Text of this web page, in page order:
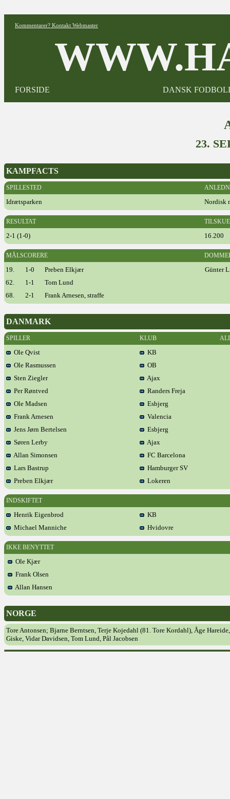
Kommentarer? Kontakt Webmaster
FORSIDE DANSK
23.
KAMPFACTS
SPILLESTED
Idrætsparken Nordisk
RESULTAT
2-1 (1-0) 16.200
MÅLSCORERE
19. 1-0 Preben Elkjær
Günter
62.
1-1
Tom Lund
68.
2-1 Frank Arnesen, straffe
DANMARK
SPILLER KLUB
Ole Qvist
KB
Ole Rasmussen
OB
Sten Ziegler
Ajax
Per Røntved
Randers Freja
Ole Madsen
Esbjerg
Frank Arnesen
Valencia
Jens Jørn Bertelsen
Esbjerg
Søren Lerby
Ajax
Allan Simonsen
FC Barcelona
Lars Bastrup
Hamburger SV
Preben Elkjær
Lokeren
INDSKIFTET
Henrik Eigenbrod
KB
Michael Manniche
Hvidovre
IKKE BENYTTET
Ole Kjær
Frank Olsen
Allan Hansen
NORGE
Tore Antonsen; Bjarne Berntsen, Terje Kojedahl (81. Tore Kordahl), Åge
Giske, Vidar Davidsen, Tom Lund, Pål Jacobsen